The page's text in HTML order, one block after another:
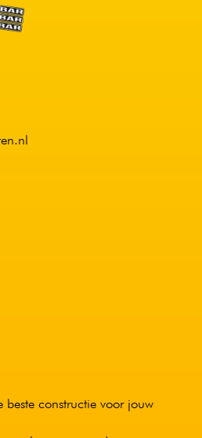
constructie voor jouw